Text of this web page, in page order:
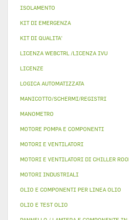
ISOLAMENTO
KIT DI EMERGENZA
KIT DI QUALITA'
LICENZA WEBCTRL /LICENZA IVU
LICENZE
LOGICA AUTOMATIZZATA
MANICOTTO/SCHERMI/REGISTRI
MANOMETRO
MOTORE POMPA E COMPONENTI
MOTORI E VENTILATORI
MOTORI E VENTILATORI DI CHILLER
MOTORI INDUSTRIALI
OLIO E COMPONENTI PER LINEA OLIO
OLIO E TEST OLIO